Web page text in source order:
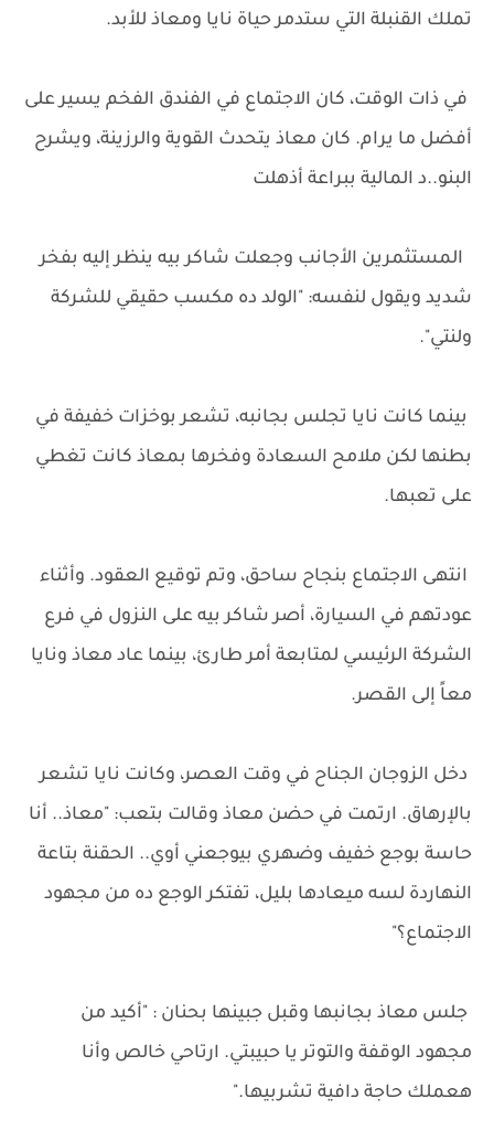
تملك القنبلة التي ستدمر حياة نايا ومعاذ للأبد.
في ذات الوقت، كان الاجتماع في الفندق الفخم يسير على
أفضل ما يرام. كان معاذ يتحدث القوية والرزينة، ويشرح
البنو..د المالية ببراعة أذهلت
المستثمرين الأجانب وجعلت شاكر بيه ينظر إليه بفخر
شديد ويقول لنفسه: "الولد ده مكسب حقيقي للشركة
ولنتي".
بينما كانت نايا تجلس بجانبه، تشعر بوخزات خفيفة في
بطنها لكن ملامح السعادة وفخرها بمعاذ كانت تغطي
على تعبها.
انتهى الاجتماع بنجاح ساحق، وتم توقيع العقود. وأثناء
عودتهم في السيارة، أصر شاكر بيه على النزول في فرع
الشركة الرئيسي لمتابعة أمر طارئ، بينما عاد معاذ ونايا
معاً إلى القصر.
دخل الزوجان الجناح في وقت العصر، وكانت نايا تشعر
بالإرهاق. ارتمت في حضن معاذ وقالت بتعب: "معاذ.. أنا
حاسة بوجع خفيف وضهري بيوجعني أوي.. الحقنة بتاعة
النهاردة لسه ميعادها بليل، تفتكر الوجع ده من مجهود
الاجتماع؟"
جلس معاذ بجانبها وقبل جبينها بحنان : "أكيد من
مجهود الوقفة والتوتر يا حبيبتي. ارتاحي خالص وأنا
هعملك حاجة دافية تشربيها."